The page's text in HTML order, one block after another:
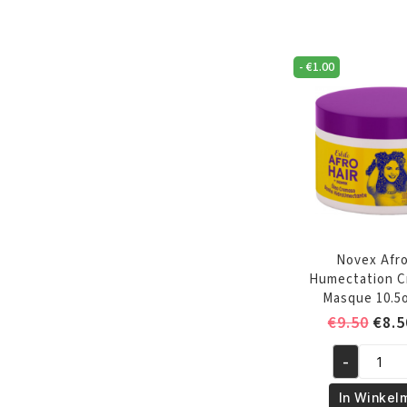
ml
aantal
- €1.00
Novex
Humectation
Masque
€9.50
was:
€
Novex
Afro
-
In